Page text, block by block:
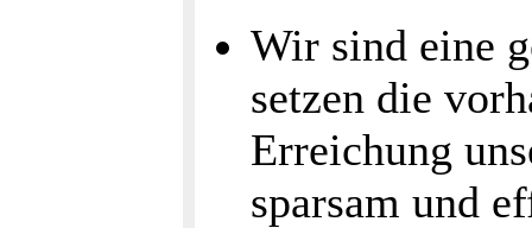
Wir sind eine
setzen die
Erreichung
sparsam und